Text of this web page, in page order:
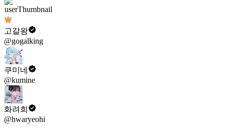
고갈왕
@gogalking
쿠미네
@kumine
화려희
@hwaryeohi